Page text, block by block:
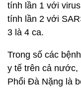
tính lần 1 với
tính lần 2 với
3 là 4 ca.
Trong số các
y tế trên cả nước,
Phổi Đà Nặng là